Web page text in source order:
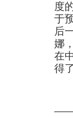
度
于
后
娜
在
得